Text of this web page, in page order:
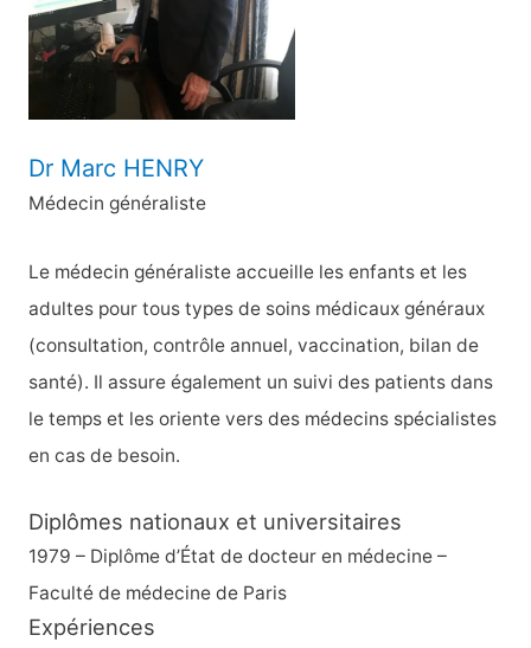
r
Dr Marc HENRY
Médecin généraliste
Le médecin généraliste accueille les enfants et les
adultes pour tous types de soins médicaux généraux
(consultation, contrôle annuel, vaccination, bilan de
santé). Il assure également un suivi des patients dans
le temps et les oriente vers des médecins spécialistes
en cas de besoin.
Diplômes nationaux et universitaires
1979 – Diplôme d’État de docteur en médecine –
Faculté de médecine de Paris
Expériences